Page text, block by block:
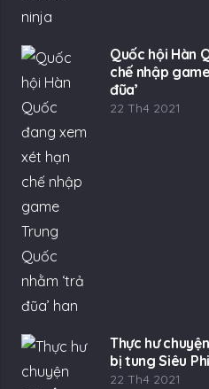
Quốc hội Hàn
chế nhập
đũa’
22 Th4 2021
Thực hư
bị tung Siêu
22 Th4 2021